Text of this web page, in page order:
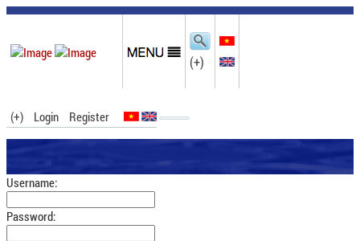
(+)
(+) Login Register
Username:
Password: